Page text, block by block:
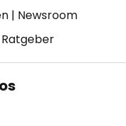
| Newsroom
Ratgeber